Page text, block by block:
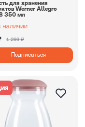
для хранения
Werner Allegro
350 мл
1 299 ₽
Подписаться